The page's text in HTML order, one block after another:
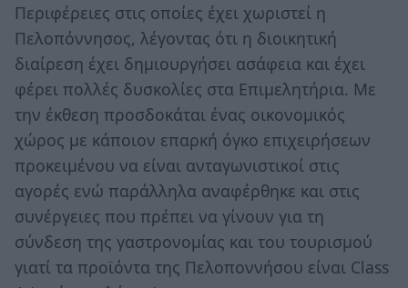
Περιφέρειες στις οποίες έχει χωριστεί η
Πελοπόννησος, λέγοντας ότι η διοικητική
διαίρεση έχει δημιουργήσει ασάφεια και έχει
φέρει πολλές δυσκολίες στα Επιμελητήρια. Με
την έκθεση προσδοκάται ένας οικονομικός
χώρος με κάποιον επαρκή όγκο επιχειρήσεων
προκειμένου να είναι ανταγωνιστικοί στις
αγορές ενώ παράλληλα αναφέρθηκε και στις
συνέργειες που πρέπει να γίνουν για τη
σύνδεση της γαστρονομίας και του τουρισμού
γιατί τα προϊόντα της Πελοποννήσου είναι Class